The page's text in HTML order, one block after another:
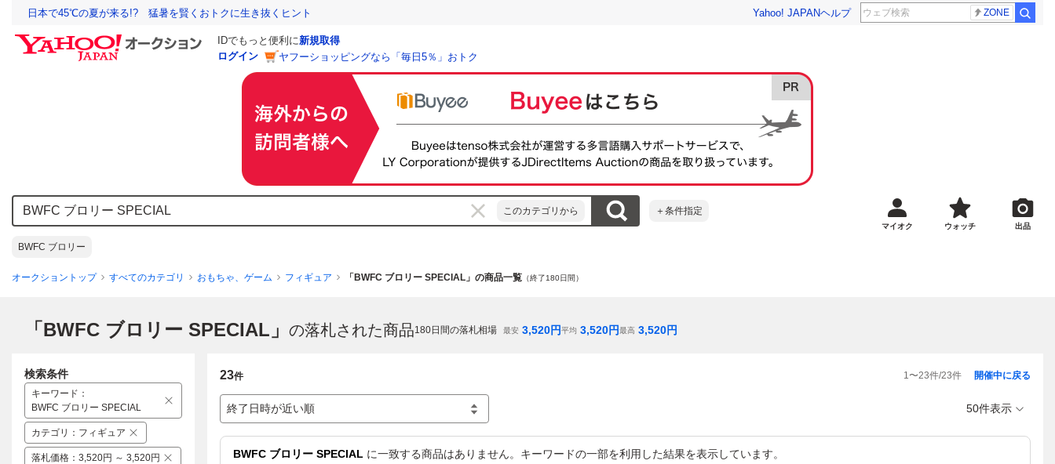
日本で45℃の夏が来る!? 猛暑を賢くおトクに生き抜くヒント Yahoo! JAPANヘルプ ZONE
IDでもっと便利に新規取得
ログイン
ヤフーショッピングなら「毎日5％」おトク
このカテゴリから ＋条件指定
BWFC ブロリー
マイオク ウォッチ 出品
オークショントップ すべてのカテゴリ おもちゃ、ゲーム フィギュア 「BWFC ブロリー SPECIAL」の商品一覧 （終了180日間）
「BWFC ブロリー SPECIAL」 の落札された商品180日間の落札相場 最安 3,520円平均 3,520円最高 3,520円
23件 1〜23件/23件
終了日時が近い順
開催中に戻る
50件表示
BWFC ブロリー SPECIAL に一致する商品はありません。キーワードの一部を利用した結果を表示しています。
検索条件
キーワード ：
BWFC ブロリー SPECIAL
カテゴリ ： フィギュア
落札価格 ： 3,520円 ～ 3,520円